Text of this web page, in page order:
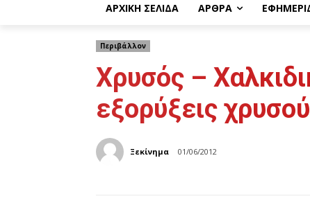
ΑΡΧΙΚΉ ΣΕΛΊΔΑ ΆΡΘΡΑ
Περιβάλλον
Χρυσός –
εξορύξεις
Ξεκίνημα 01/06/2012